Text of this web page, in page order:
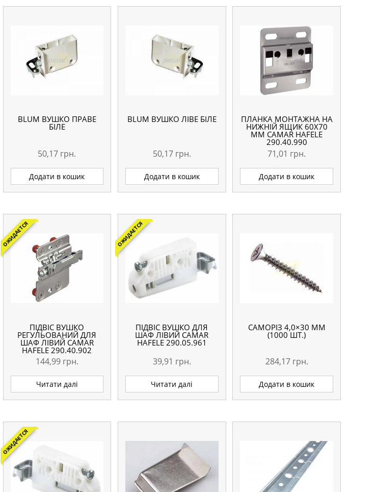
BLUM ВУШКО ПРАВЕ
БІЛЕ
50,17 грн.
Додати в кошик
BLUM ВУШКО ЛІВЕ БІЛЕ
50,17 грн.
Додати в кошик
ПЛАНКА МОНТАЖНА НА
НИЖНІЙ ЯЩИК 60Х70
ММ CAMAR HAFELE
290.40.990
71,01 грн.
Додати в кошик
ОЖИДАЕТСЯ
ПІДВІС ВУШКО
РЕГУЛЬОВАНИЙ ДЛЯ
ШАФ ЛІВИЙ CAMAR
HAFELE 290.40.902
144,99 грн.
Читати далі
ОЖИДАЕТСЯ
ПІДВІС ВУШКО ДЛЯ
ШАФ ЛІВИЙ CAMAR
HAFELE 290.05.961
39,91 грн.
Читати далі
САМОРІЗ 4,0×30 ММ
(1000 ШТ.)
284,17 грн.
Додати в кошик
ОЖИДАЕТСЯ